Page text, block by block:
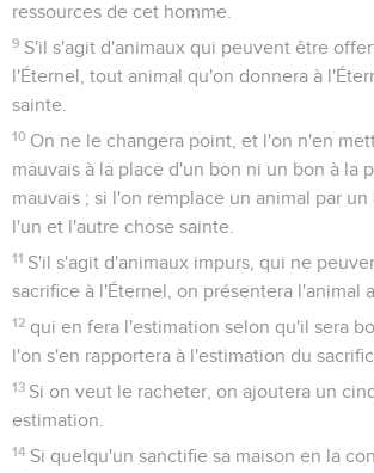
ressources de cet homme.
9 S'il s'agit d'animaux qui peuvent être
l'Éternel, tout animal qu'on donnera à
sainte.
10 On ne le changera point, et l'on n'en
mauvais à la place d'un bon ni un bon à la
mauvais ; si l'on remplace un animal par
l'un et l'autre chose sainte.
11 S'il s'agit d'animaux impurs, qui ne
sacrifice à l'Éternel, on présentera l'animal
12 qui en fera l'estimation selon qu'il sera
l'on s'en rapportera à l'estimation du
13 Si on veut le racheter, on ajoutera un
estimation.
14 Si quelqu'un sanctifie sa maison en la